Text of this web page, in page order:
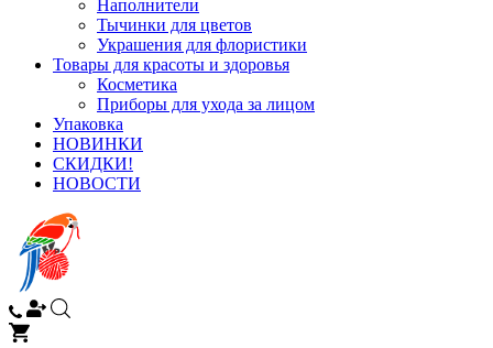
Наполнители
Тычинки для цветов
Украшения для флористики
Товары для красоты и здоровья
Косметика
Приборы для ухода за лицом
Упаковка
НОВИНКИ
СКИДКИ!
НОВОСТИ